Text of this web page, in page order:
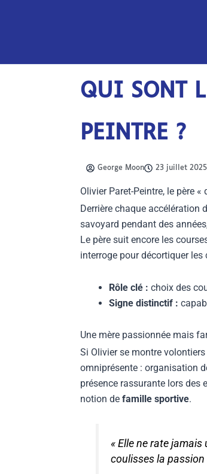
QUI SONT
PEINTRE ?
George Moon 23 juillet 2025
Olivier Paret-Peintre, le père
Derrière chaque accélération
savoyard pendant des
Le père suit encore les
interroge pour décortiquer
Rôle clé : choix des
Signe distinctif :
Une mère passionnée mais
Si Olivier se montre
omniprésente : organisation
présence rassurante lors des
notion de famille sportive.
« Elle ne rate jamais
coulisses la